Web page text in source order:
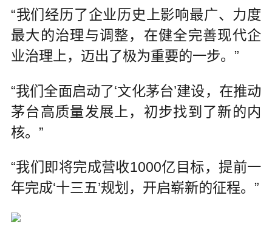
“我们经历了企业历史上影响最广、力度
最大的治理与调整，在健全完善现代企
业治理上，迈出了极为重要的一步。”
“我们全面启动了‘文化茅台’建设，在推动
茅台高质量发展上，初步找到了新的内
核。”
“我们即将完成营收1000亿目标，提前一
年完成‘十三五’规划，开启崭新的征程。”